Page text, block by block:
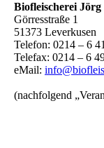
Biofleischerei
Görresstraße 1
51373 Leverkusen
Telefon: 0214 – 6
Telefax: 0214 – 6
eMail:
(nachfolgend